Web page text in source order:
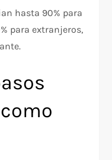
hasta 90% para
para extranjeros,